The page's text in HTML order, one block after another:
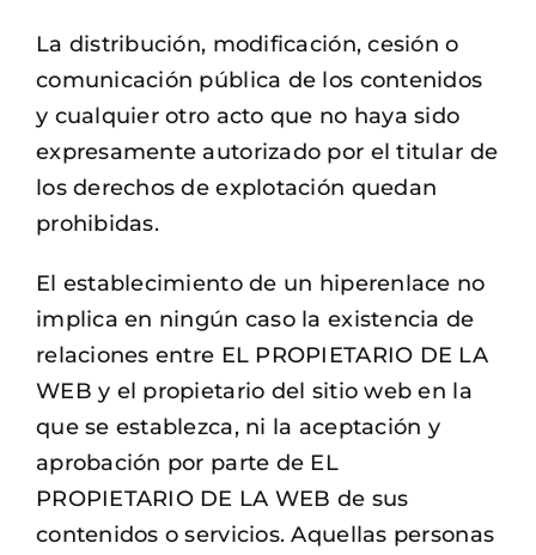
La distribución, modificación, cesión o
comunicación pública de los contenidos
y cualquier otro acto que no haya sido
expresamente autorizado por el titular de
los derechos de explotación quedan
prohibidas.
El establecimiento de un hiperenlace no
implica en ningún caso la existencia de
relaciones entre EL PROPIETARIO DE LA
WEB y el propietario del sitio web en la
que se establezca, ni la aceptación y
aprobación por parte de EL
PROPIETARIO DE LA WEB de sus
contenidos o servicios. Aquellas personas